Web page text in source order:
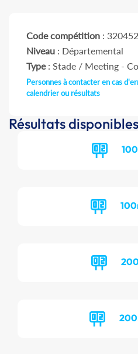
Code compétition : 320452
Niveau : Départemental
Type: Stade / Meeting -
Personnes à contacter en cas
calendrier ou résultats
Résultats disponibles